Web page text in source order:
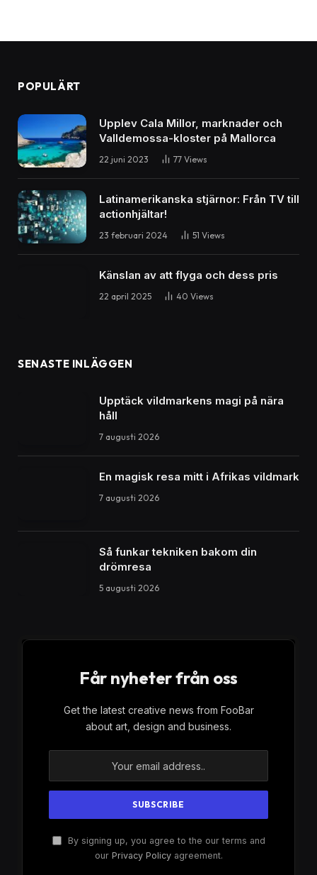
äventyr och avkoppling
peter 23 januari 2025
Inga kommentarer
3 Mins Read
Share
Upptäck paradiset med äventyr och avkoppling
Har du någonsin drömt om att stiga ut på en vit
sandstrand, där turkosa vågor försiktigt sköljer in mot
kusten? Föreställ dig att du befinner dig på
Seychellerna, en ögrupp som är ett sant paradis för
naturens skönhet, kulturella rikedomar och en livsstil
som får stressen att försvinna. Låt oss dyka ner i vad
denna fantastiska destination har att erbjuda.
huvudstaden Victoria. Här kan du utforska en mix av
kultur och natur. Besök den berömda Sir Selwyn
Selwyn-Clarke Market för en autentisk upplevelse av
lokal livsmedelskultur. Prova färsk frukt, kryddor och
Aktiviteter på Mahé
den äventyrslystne är vandring i denna
nationalpark ett måste. Med sina frodiga skogar